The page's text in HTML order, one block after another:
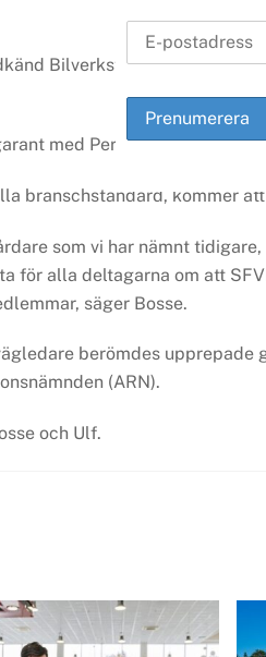
Bilverkstad, vi fick också
med Per Bolund och det
branschstandard, kommer
som vi har nämnt
för alla deltagarna om att
säger Bosse.
berömdes upprepade
(ARN).
och Ulf.